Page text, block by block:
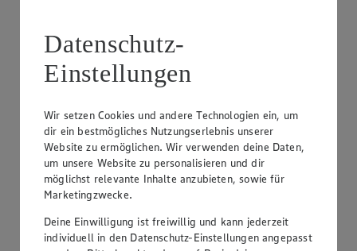
1.99
Festpreis von 1.99€
1 kg
Datenschutz-
Einstellungen
Wir setzen Cookies und andere Technologien ein, um
dir ein bestmögliches Nutzungserlebnis unserer
Website zu ermöglichen. Wir verwenden deine Daten,
um unsere Website zu personalisieren und dir
möglichst relevante Inhalte anzubieten, sowie für
Marketingzwecke.
Deine Einwilligung ist freiwillig und kann jederzeit
individuell in den Datenschutz-Einstellungen angepasst